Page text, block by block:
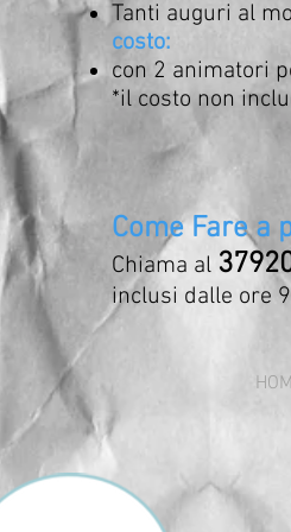
Tanti auguri al
costo:
con 2 animatori
*il costo non
Come Fare a
Chiama al
inclusi dalle ore